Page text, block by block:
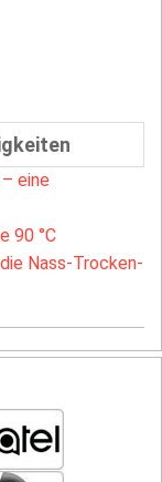
eine
90 °C
Nass-Trocken-